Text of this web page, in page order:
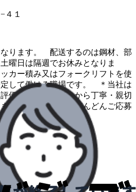
４１
なります。 配送するのは鋼材、部
曜日は隔週でお休みとなりま
カー積み又はフォークリフトを使
て働ける職場です。 ＊当社は
価します。 ＊一から丁寧・親切
ますので、 是非どんどんご応募
なし」
管理
らう